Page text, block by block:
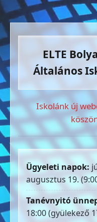
ELTE
Általános
Iskolánk új
Ügyeleti napok:
augusztus 19.
Tanévnyitó
18:00 (gyülekező